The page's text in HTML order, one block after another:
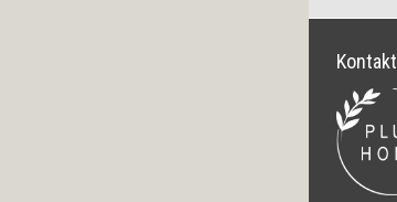
Kontakt